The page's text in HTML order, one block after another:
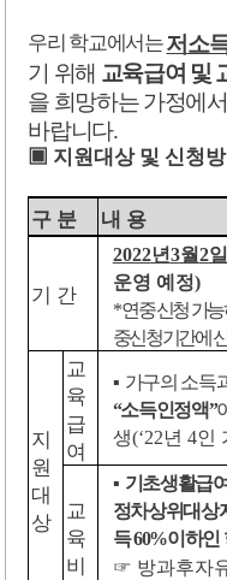
우리 학교에서는저소
기 위해 교육급여 및
을 희망하는 가정에
바랍니다.
▣ 지원대상 및 신청방
구 분 내 용
기 간
2022년3월2일
운영 예정)
*연중 신청 가
중신청기간에
지
원
대
상
교
육
급
여
▪ 가구의 소득
“소득인정액”이
생(‘22년 4인
교
육
비
▪ 기초생활급
정차상위대상
득60%이하인
☞ 방과후자